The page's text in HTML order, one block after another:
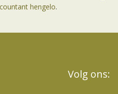
hengelo.
Volg ons: